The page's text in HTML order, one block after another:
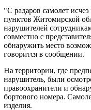
"С радаров самолет
пунктов Житомирской
нарушителей
совместно с
обнаружить место
говорится в сообщении.
На территории, где
нарушитель, были
правоохранители и
бортового номера.
изделия.